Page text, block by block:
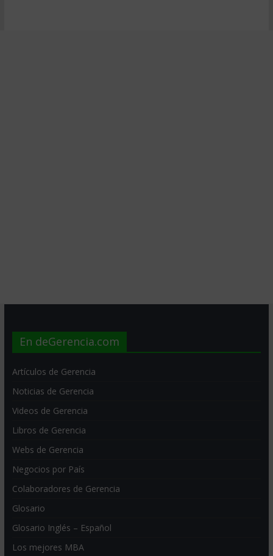
En deGerencia.com
Artículos de Gerencia
Noticias de Gerencia
Videos de Gerencia
Libros de Gerencia
Webs de Gerencia
Negocios por País
Colaboradores de Gerencia
Glosario
Glosario Inglés – Español
Los mejores MBA